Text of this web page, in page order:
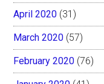
April 2020 (31)
March 2020 (57)
February 2020 (76)